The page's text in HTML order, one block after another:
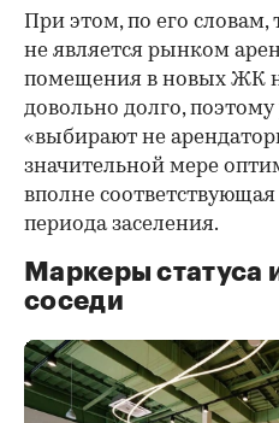
При этом, по его
не является рынком
помещения в новых ЖК
довольно долго,
«выбирают не
значительной мере
вполне
периода заселения.
Маркеры статуса
соседи